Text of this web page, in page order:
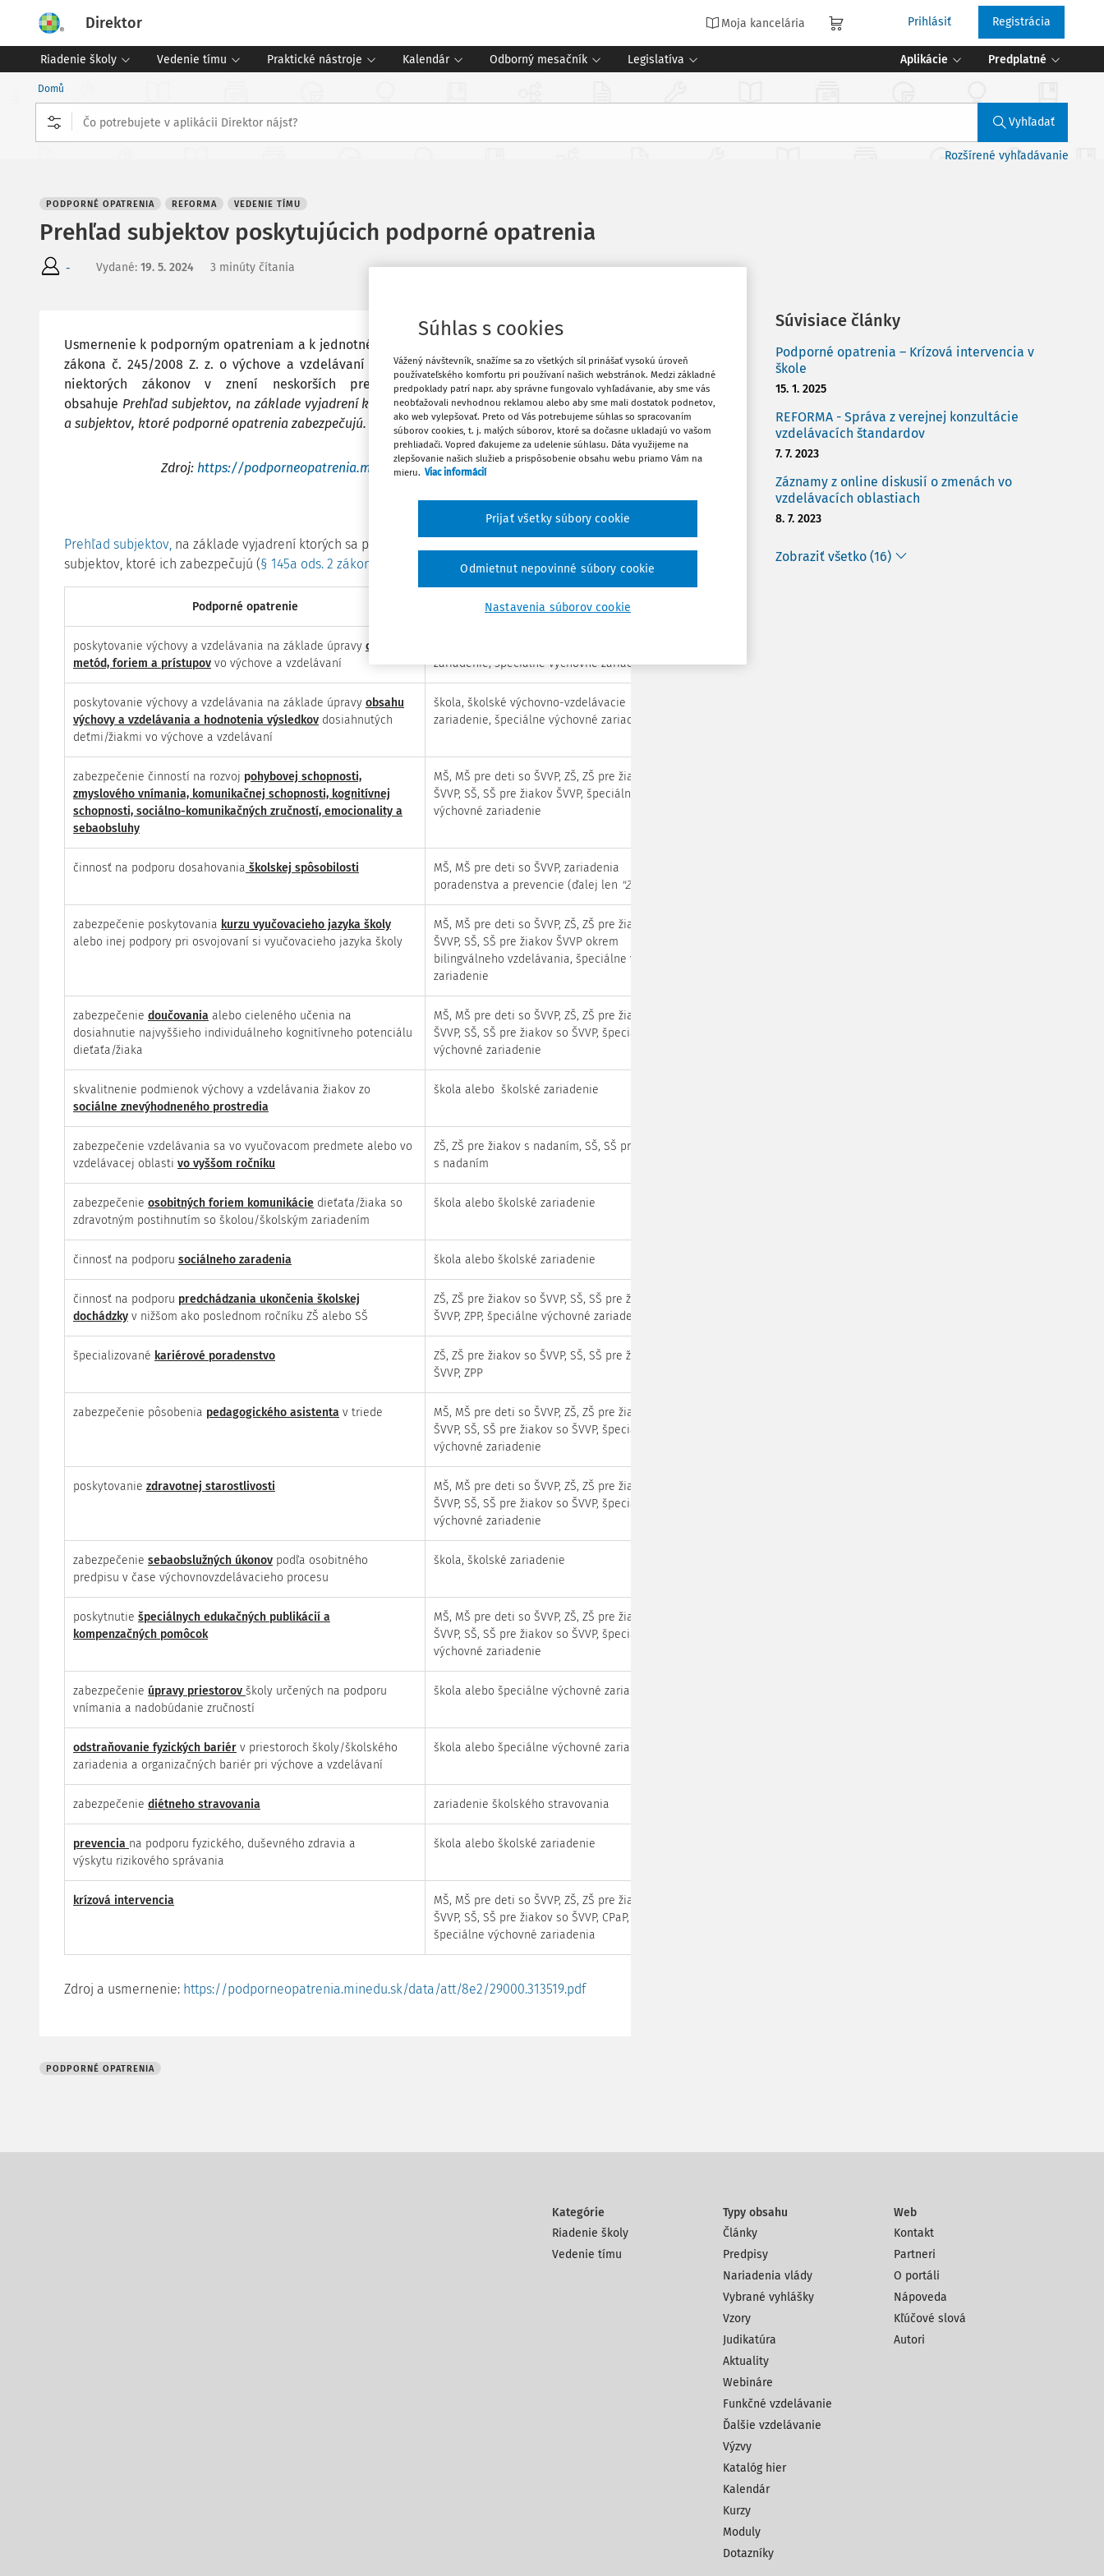
Direktor Moja kancelária Prihlásiť Registrácia
Riadenie školy Vedenie tímu Praktické nástroje Kalendár Odborný mesačník Legislatíva Aplikácie Predplatné
Domů
Vyhľadať
Rozšírené vyhľadávanie
PODPORNÉ OPATRENIA REFORMA VEDENIE TÍMU
Prehľad subjektov poskytujúcich podporné opatrenia
- Vydané: 19. 5. 2024 3 minúty čítania
Usmernenie k podporným opatreniam a k jednotnému postupu pri aplikácii
zákona č. 245/2008 Z. z. o výchove a vzdelávaní (školský zákon) a o zmene a doplnení
niektorých zákonov v znení neskorších predpisov vo svojej prílohovej časti
obsahuje Prehľad subjektov, na základe vyjadrení ktorých sa podporné opatrenia poskytujú
a subjektov, ktoré podporné opatrenia zabezpečujú.
Zdroj: https://podporneopatrenia.minedu.sk/data/att/8e2/29000.313519.pdf
Prehľad subjektov, na základe vyjadrení ktorých sa podporné opatrenia poskytujú a
subjektov, ktoré ich zabezpečujú (§ 145a ods. 2 zákona č. 245/2008 Z. z.)
Podporné opatrenie Poskytovanie zabezpečuje
poskytovanie výchovy a vzdelávania na základe úpravy cieľov,
metód, foriem a prístupov vo výchove a vzdelávaní
zariadenie, špeciálne výchovné zariadenie
poskytovanie výchovy a vzdelávania na základe úpravy obsahu
výchovy a vzdelávania a hodnotenia výsledkov dosiahnutých
deťmi/žiakmi vo výchove a vzdelávaní
škola, školské výchovno-vzdelávacie
zariadenie, špeciálne výchovné zariadenie
zabezpečenie činností na rozvoj pohybovej schopnosti,
zmyslového vnímania, komunikačnej schopnosti, kognitívnej
schopnosti, sociálno-komunikačných zručností, emocionality a
sebaobsluhy
MŠ, MŠ pre deti so ŠVVP, ZŠ, ZŠ pre žiakov so
ŠVVP, SŠ, SŠ pre žiakov ŠVVP, špeciálne
výchovné zariadenie
činnosť na podporu dosahovania školskej spôsobilosti
MŠ, MŠ pre deti so ŠVVP, zariadenia
poradenstva a prevencie (ďalej len "ZPP"
zabezpečenie poskytovania kurzu vyučovacieho jazyka školy
alebo inej podpory pri osvojovaní si vyučovacieho jazyka školy
MŠ, MŠ pre deti so ŠVVP, ZŠ, ZŠ pre žiakov so
ŠVVP, SŠ, SŠ pre žiakov ŠVVP okrem
bilingválneho vzdelávania, špeciálne výchovné
zariadenie
zabezpečenie doučovania alebo cieleného učenia na
dosiahnutie najvyššieho individuálneho kognitívneho potenciálu
dieťaťa/žiaka
MŠ, MŠ pre deti so ŠVVP, ZŠ, ZŠ pre žiakov so
ŠVVP, SŠ, SŠ pre žiakov so ŠVVP, špeciálne
výchovné zariadenie
skvalitnenie podmienok výchovy a vzdelávania žiakov zo
sociálne znevýhodneného prostredia
škola alebo školské zariadenie
zabezpečenie vzdelávania sa vo vyučovacom predmete alebo vo
vzdelávacej oblasti vo vyššom ročníku
ZŠ, ZŠ pre žiakov s nadaním, SŠ, SŠ pre žiakov
s nadaním
zabezpečenie osobitných foriem komunikácie dieťaťa/žiaka so
zdravotným postihnutím so školou/školským zariadením
škola alebo školské zariadenie
činnosť na podporu sociálneho zaradenia škola alebo školské zariadenie
činnosť na podporu predchádzania ukončenia školskej
dochádzky v nižšom ako poslednom ročníku ZŠ alebo SŠ
ZŠ, ZŠ pre žiakov so ŠVVP, SŠ, SŠ pre žiakov so
ŠVVP, ZPP, špeciálne výchovné zariadenie
špecializované kariérové poradenstvo
ZŠ, ZŠ pre žiakov so ŠVVP, SŠ, SŠ pre žiakov so
ŠVVP, ZPP
zabezpečenie pôsobenia pedagogického asistenta v triede
MŠ, MŠ pre deti so ŠVVP, ZŠ, ZŠ pre žiakov so
ŠVVP, SŠ, SŠ pre žiakov so ŠVVP, špeciálne
výchovné zariadenie
poskytovanie zdravotnej starostlivosti
MŠ, MŠ pre deti so ŠVVP, ZŠ, ZŠ pre žiakov so
ŠVVP, SŠ, SŠ pre žiakov so ŠVVP, špeciálne
výchovné zariadenie
zabezpečenie sebaobslužných úkonov podľa osobitného
predpisu v čase výchovnovzdelávacieho procesu
škola, školské zariadenie
poskytnutie špeciálnych edukačných publikácií a
kompenzačných pomôcok
MŠ, MŠ pre deti so ŠVVP, ZŠ, ZŠ pre žiakov so
ŠVVP, SŠ, SŠ pre žiakov so ŠVVP, špeciálne
výchovné zariadenie
zabezpečenie úpravy priestorov školy určených na podporu
vnímania a nadobúdanie zručností
škola alebo špeciálne výchovné zariadenie
odstraňovanie fyzických bariér v priestoroch školy/školského
zariadenia a organizačných bariér pri výchove a vzdelávaní
škola alebo špeciálne výchovné zariadenie
zabezpečenie diétneho stravovania zariadenie školského stravovania
prevencia na podporu fyzického, duševného zdravia a
výskytu rizikového správania
škola alebo školské zariadenie
krízová intervencia
MŠ, MŠ pre deti so ŠVVP, ZŠ, ZŠ pre žiakov so
ŠVVP, SŠ, SŠ pre žiakov so ŠVVP, CPaP,
špeciálne výchovné zariadenia
Zdroj a usmernenie: https://podporneopatrenia.minedu.sk/data/att/8e2/29000.313519.pdf
PODPORNÉ OPATRENIA
Obľúbené
Zdieľať
Súvisiace články
Podporné opatrenia – Krízová intervencia v
škole
15. 1. 2025
REFORMA - Správa z verejnej konzultácie
vzdelávacích štandardov
7. 7. 2023
Záznamy z online diskusií o zmenách vo
vzdelávacích oblastiach
8. 7. 2023
Zobraziť všetko (16)
Kategórie
Riadenie školy
Vedenie tímu
Typy obsahu
Články
Predpisy
Nariadenia vlády
Vybrané vyhlášky
Vzory
Judikatúra
Aktuality
Webináre
Funkčné vzdelávanie
Ďalšie vzdelávanie
Výzvy
Katalóg hier
Kalendár
Kurzy
Moduly
Dotazníky
Web
Kontakt
Partneri
O portáli
Nápoveda
Kľúčové slová
Autori
Súhlas s cookies
Vážený návštevník, snažíme sa zo všetkých síl prinášať vysokú úroveň
používateľského komfortu pri používaní našich webstránok. Medzi základné
predpoklady patrí napr. aby správne fungovalo vyhľadávanie, aby sme vás
neobťažovali nevhodnou reklamou alebo aby sme mali dostatok podnetov,
ako web vylepšovať. Preto od Vás potrebujeme súhlas so spracovaním
súborov cookies, t. j. malých súborov, ktoré sa dočasne ukladajú vo vašom
prehliadači. Vopred ďakujeme za udelenie súhlasu. Dáta využijeme na
zlepšovanie našich služieb a prispôsobenie obsahu webu priamo Vám na
mieru. Viac informácií
Nastavenia súborov cookie
Odmietnut nepovinné súbory cookie
Prijať všetky súbory cookie